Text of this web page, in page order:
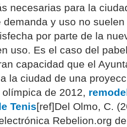
necesarias para la
demanda y uso no
por parte de la
uso. Es el caso del
capacidad que el
la ciudad de una
de 2012,
Tenis[ref]Del Olmo, C.
Rebelion.org